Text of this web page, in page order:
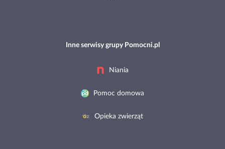
Inne serwisy grupy Pomocni.pl
Niania
Pomoc domowa
Opieka zwierząt